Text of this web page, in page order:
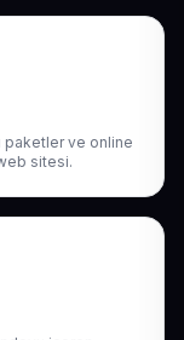
paketler ve online
sitesi.